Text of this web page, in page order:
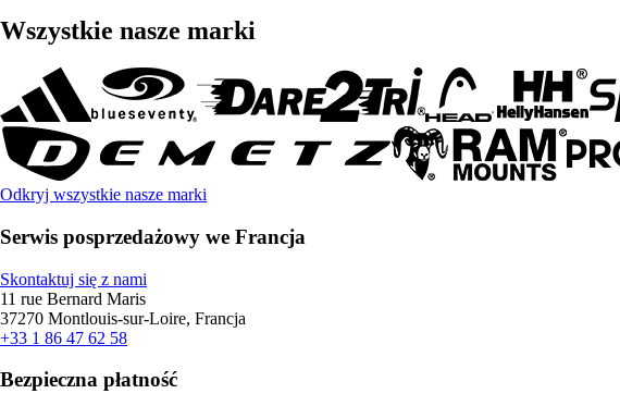
Wszystkie nasze marki
Odkryj wszystkie nasze marki
Serwis posprzedażowy we Francja
Skontaktuj się z nami
11 rue Bernard Maris
37270 Montlouis-sur-Loire, Francja
+33 1 86 47 62 58
Bezpieczna płatność